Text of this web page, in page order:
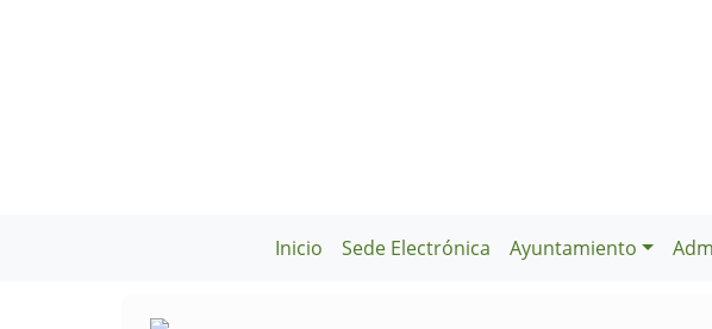
Inicio Sede Electrónica Ayuntamiento